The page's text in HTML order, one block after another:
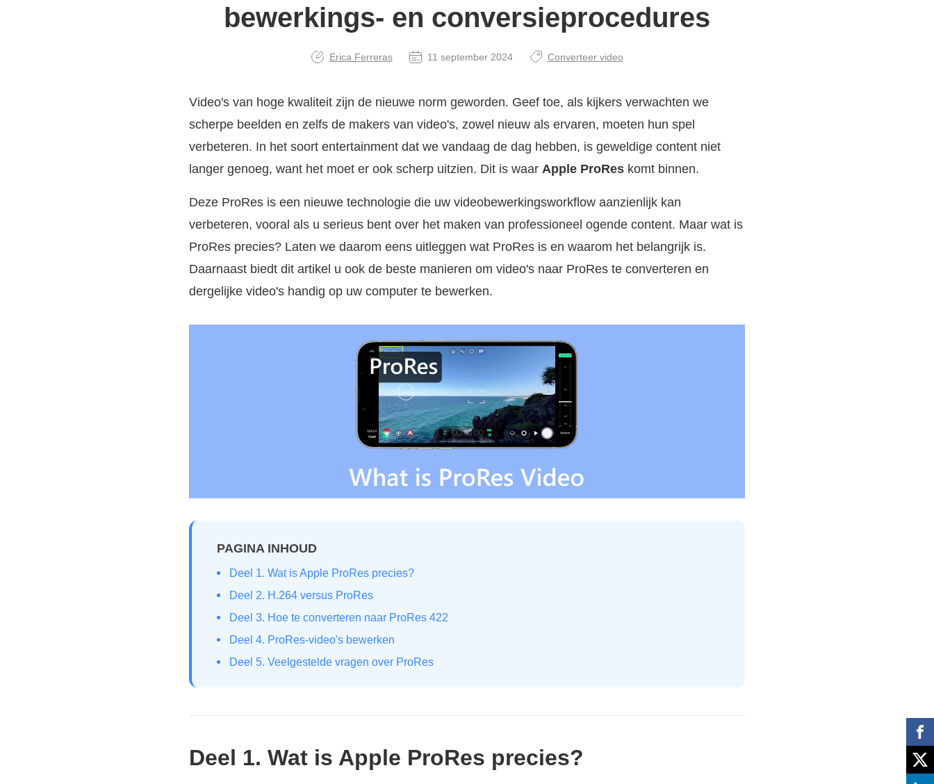
bewerkings- en conversieprocedures
Erica Ferreras 11 september 2024 Converteer video
Video's van hoge kwaliteit zijn de nieuwe norm geworden. Geef toe, als kijkers verwachten we
scherpe beelden en zelfs de makers van video's, zowel nieuw als ervaren, moeten hun spel
verbeteren. In het soort entertainment dat we vandaag de dag hebben, is geweldige content niet
langer genoeg, want het moet er ook scherp uitzien. Dit is waar Apple ProRes komt binnen.
Deze ProRes is een nieuwe technologie die uw videobewerkingsworkflow aanzienlijk kan
verbeteren, vooral als u serieus bent over het maken van professioneel ogende content. Maar wat is
ProRes precies? Laten we daarom eens uitleggen wat ProRes is en waarom het belangrijk is.
Daarnaast biedt dit artikel u ook de beste manieren om video's naar ProRes te converteren en
dergelijke video's handig op uw computer te bewerken.
PAGINA INHOUD
Deel 1. Wat is Apple ProRes precies?
Deel 2. H.264 versus ProRes
Deel 3. Hoe te converteren naar ProRes 422
Deel 4. ProRes-video's bewerken
Deel 5. Veelgestelde vragen over ProRes
Deel 1. Wat is Apple ProRes precies?